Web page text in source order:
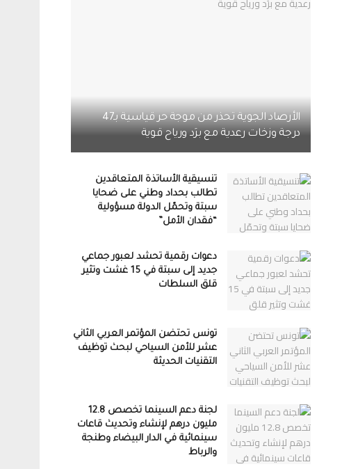
الأرصاد الجوية تحذر من موجة حر قياسية بـ47
درجة وزخات رعدية مع برَد ورياح قوية
تنسيقية الأساتذة المتعاقدين
تطالب بحداد وطني على ضحايا
سبتة وتحمّل الدولة مسؤولية
“فقدان الأمل”
دعوات رقمية تحشد لعبور جماعي
جديد إلى سبتة في 15 غشت وتثير
قلق السلطات
تونس تحتضن المؤتمر العربي الثاني
عشر للأمن السياحي لبحث توظيف
التقنيات الحديثة
لجنة دعم السينما تخصص 12.8
مليون درهم لإنشاء وتحديث قاعات
سينمائية في الدار البيضاء وطنجة
والرباط